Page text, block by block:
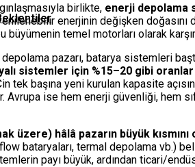
birlikte, enerji depolama
enerjinin değişken
büyümenin temel motorları olarak
pazarı, batarya sistemleri
sistemler için %15–20 gibi oranlar
tek başına yeni kurulan kapasite
ise hem enerji güvenliği, hem
üzere) hâlâ pazarın büyük kısmını
bataryaları, termal depolama vb.)
payı büyük, ardından ticari/